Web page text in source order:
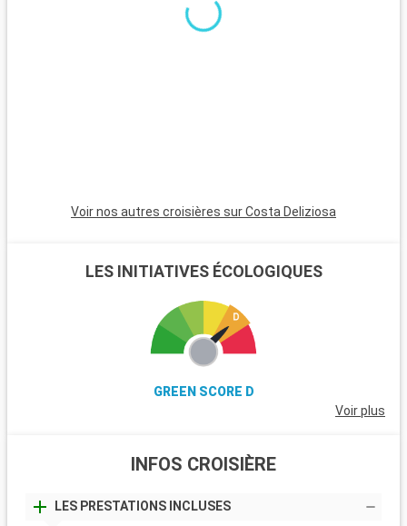
Voir nos autres croisières sur Costa Deliziosa
LES INITIATIVES ÉCOLOGIQUES
GREEN SCORE D
Voir plus
INFOS CROISIÈRE
LES PRESTATIONS INCLUSES